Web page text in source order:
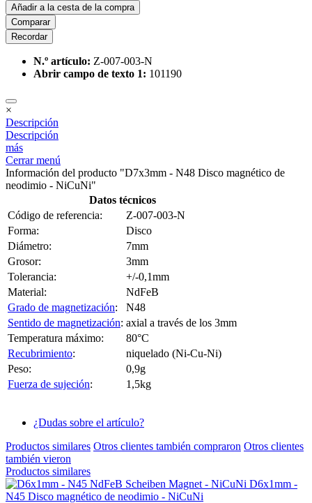
Añadir a la cesta de la compra
Comparar
Recordar
N.º artículo: Z-007-003-N
Abrir campo de texto 1: 101190
×
Descripción
Descripción
más
Cerrar menú
Información del producto "D7x3mm - N48 Disco magnético de
neodimio - NiCuNi"
Datos técnicos
Código de referencia:
Z-007-003-N
Forma:
Disco
Diámetro:
7mm
Grosor:
3mm
Tolerancia:
+/-0,1mm
Material:
NdFeB
Grado de magnetización:
N48
Sentido de magnetización: axial a través de los 3mm
Temperatura máximo:
80°C
Recubrimiento:
niquelado (Ni-Cu-Ni)
Peso:
0,9g
Fuerza de sujeción: 1,5kg
¿Dudas sobre el artículo?
Productos similares Otros clientes también compraron Otros clientes
también vieron
Productos similares
D6x1mm -
N45 Disco magnético de neodimio - NiCuNi